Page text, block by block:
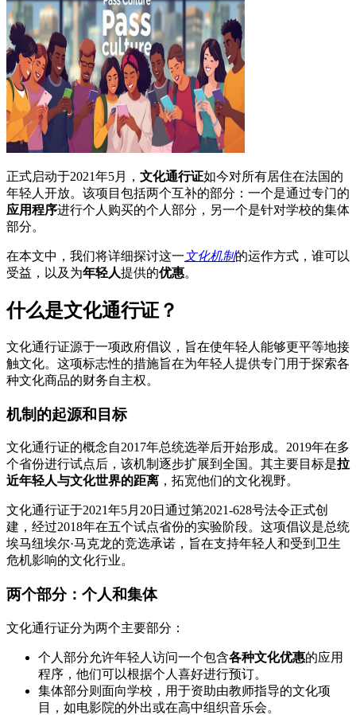
正式启动于2021年5月， 文化通行证如今对所有居住在法国的
年轻人开放。该项目包括两个互补的部分：一个是通过专门的
应用程序进行个人购买的个人部分，另一个是针对学校的集体
部分。
在本文中，我们将详细探讨这一文化机制的运作方式，谁可以
受益，以及为年轻人提供的优惠。
什么是文化通行证？
文化通行证源于一项政府倡议，旨在使年轻人能够更平等地接
触文化。这项标志性的措施旨在为年轻人提供专门用于探索各
种文化商品的财务自主权。
机制的起源和目标
文化通行证的概念自2017年总统选举后开始形成。2019年在多
个省份进行试点后，该机制逐步扩展到全国。其主要目标是拉
近年轻人与文化世界的距离 ，拓宽他们的文化视野。
文化通行证于2021年5月20日通过第2021-628号法令正式创
建，经过2018年在五个试点省份的实验阶段。这项倡议是总统
埃马纽埃尔·马克龙的竞选承诺，旨在支持年轻人和受到卫生
危机影响的文化行业。
两个部分：个人和集体
文化通行证分为两个主要部分：
个人部分允许年轻人访问一个包含各种文化优惠的应用
程序，他们可以根据个人喜好进行预订。
集体部分则面向学校，用于资助由教师指导的文化项
目，如电影院的外出或在高中组织音乐会。